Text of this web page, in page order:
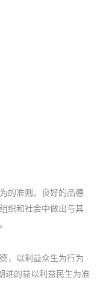
的准则。良好的品德
织和社会中做出与其
，以利益众生为行为
进的益以利益民生为准